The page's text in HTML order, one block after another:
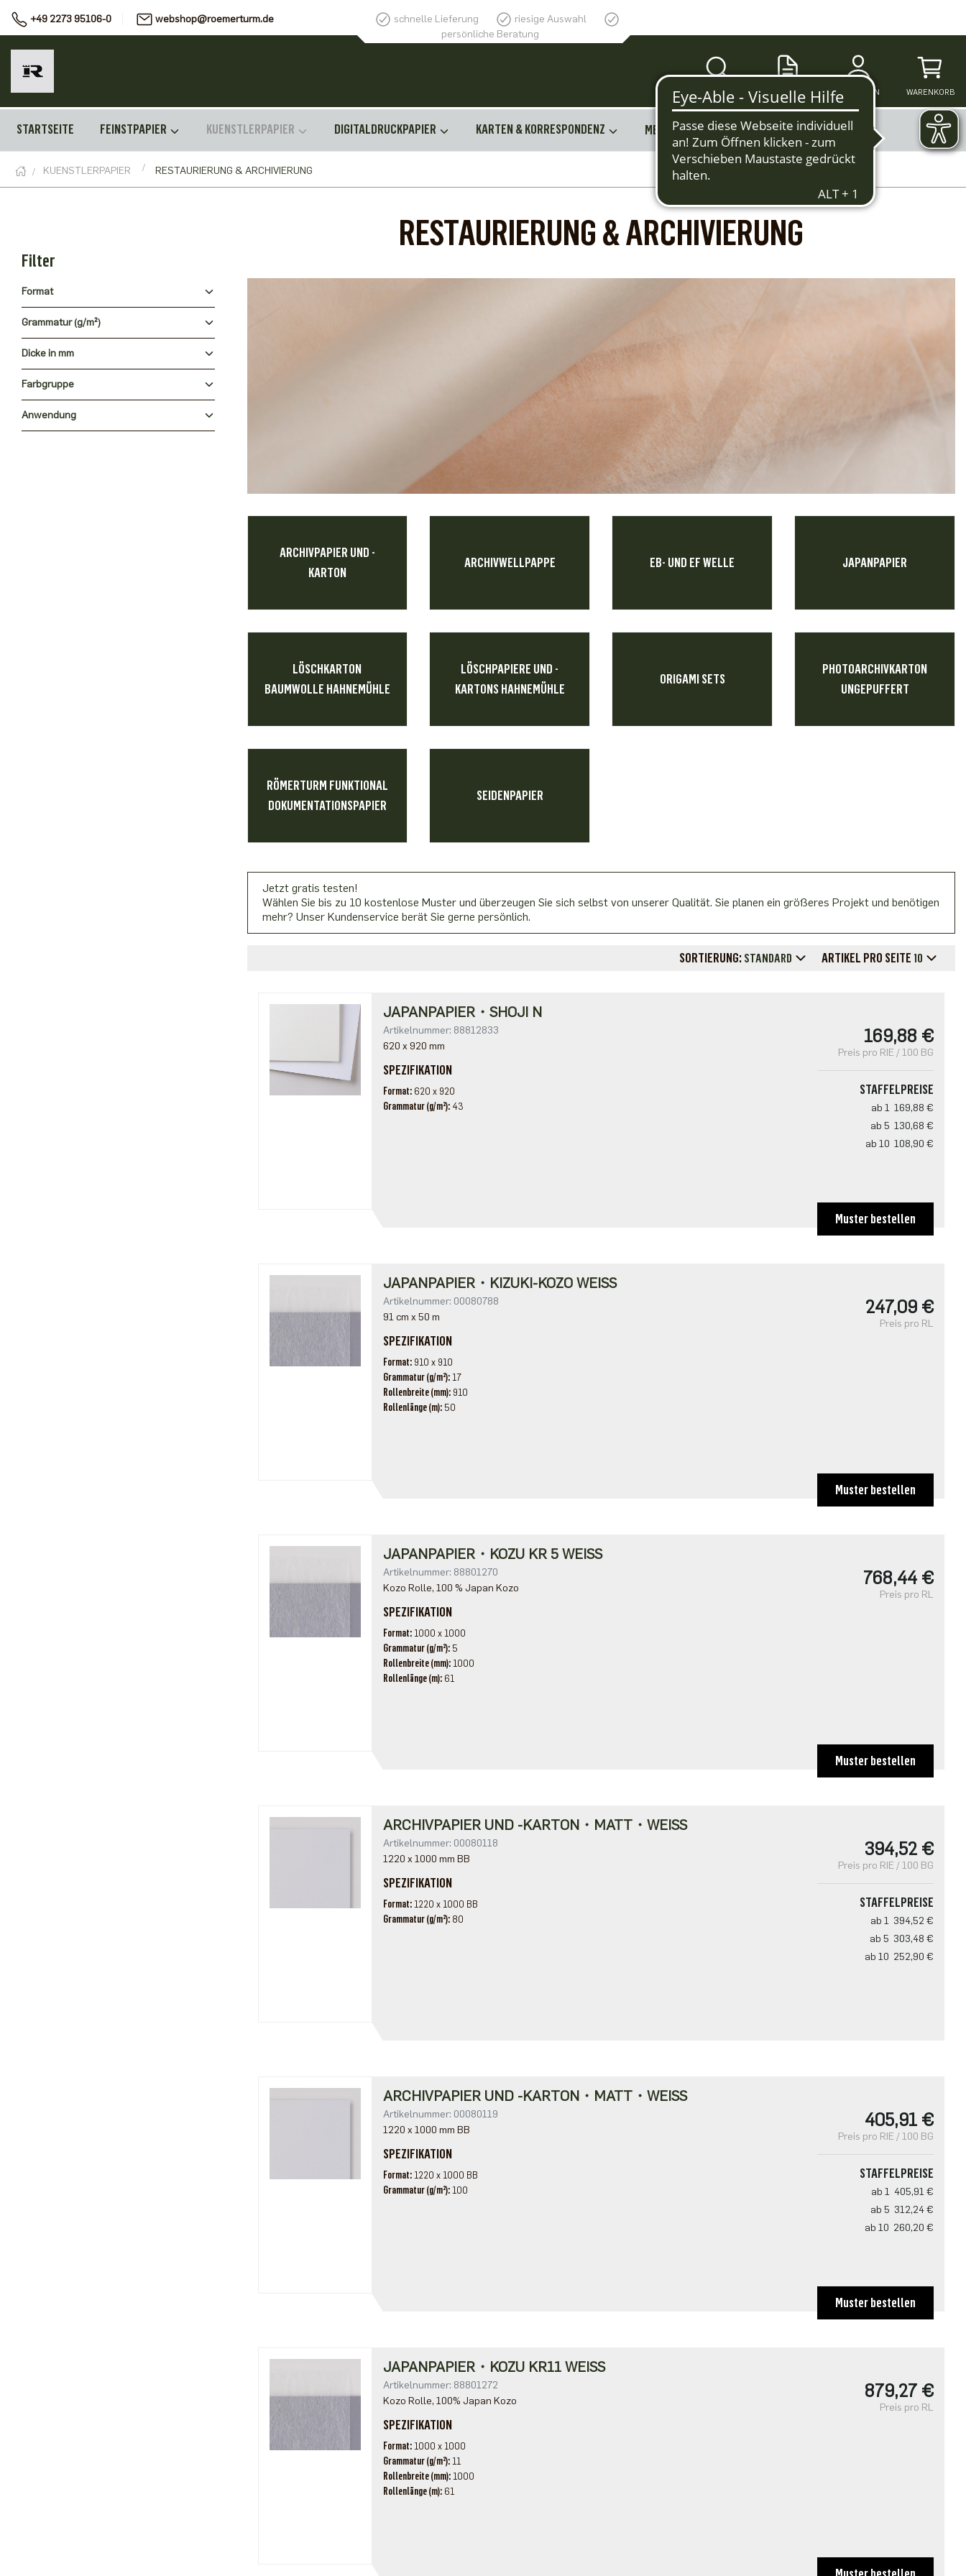
+49 2273 95106-0 webshop@roemerturm.de schnelle Lieferung
riesige Auswahl
persönliche Beratung
SUCHE MERKZETTEL ANMELDEN WARENKORB
STARTSEITE FEINSTPAPIER KUENSTLERPAPIER DIGITALDRUCKPAPIER KARTEN & KORRESPONDENZ MEHR
KUENSTLERPAPIER RESTAURIERUNG & ARCHIVIERUNG
Filter
Format
Grammatur (g/m²)
Dicke in mm
Farbgruppe
Anwendung
RESTAURIERUNG & ARCHIVIERUNG
ARCHIVPAPIER UND -
KARTON
ARCHIVWELLPAPPE EB- UND EF WELLE JAPANPAPIER
LÖSCHKARTON
BAUMWOLLE HAHNEMÜHLE
LÖSCHPAPIERE UND -
KARTONS HAHNEMÜHLE
ORIGAMI SETS
PHOTOARCHIVKARTON
UNGEPUFFERT
RÖMERTURM FUNKTIONAL
DOKUMENTATIONSPAPIER
SEIDENPAPIER
Jetzt gratis testen!
Wählen Sie bis zu 10 kostenlose Muster und überzeugen Sie sich selbst von unserer Qualität. Sie planen ein größeres Projekt und benötigen
mehr? Unser Kundenservice berät Sie gerne persönlich.
SORTIERUNG: STANDARD ARTIKEL PRO SEITE 10
JAPANPAPIER・SHOJI N
Artikelnummer: 88812833
620 x 920 mm
SPEZIFIKATION
Format 620 x 920
Grammatur (g/m²) 43
169,88 €
Preis pro RIE / 100 BG
STAFFELPREISE
ab 1 169,88 €
ab 5 130,68 €
ab 10 108,90 €
Muster bestellen
JAPANPAPIER・KIZUKI-KOZO WEISS
Artikelnummer: 00080788
91 cm x 50 m
SPEZIFIKATION
Format 910 x 910
Grammatur (g/m²) 17
Rollenbreite (mm) 910
Rollenlänge (m) 50
247,09 €
Preis pro RL
Muster bestellen
JAPANPAPIER・KOZU KR 5 WEISS
Artikelnummer: 88801270
Kozo Rolle, 100 % Japan Kozo
SPEZIFIKATION
Format 1000 x 1000
Grammatur (g/m²) 5
Rollenbreite (mm) 1000
Rollenlänge (m) 61
768,44 €
Preis pro RL
Muster bestellen
ARCHIVPAPIER UND -KARTON・MATT・WEISS
Artikelnummer: 00080118
1220 x 1000 mm BB
SPEZIFIKATION
Format 1220 x 1000 BB
Grammatur (g/m²) 80
394,52 €
Preis pro RIE / 100 BG
STAFFELPREISE
ab 1 394,52 €
ab 5 303,48 €
ab 10 252,90 €
ARCHIVPAPIER UND -KARTON・MATT・WEISS
Artikelnummer: 00080119
1220 x 1000 mm BB
SPEZIFIKATION
Format 1220 x 1000 BB
Grammatur (g/m²) 100
405,91 €
Preis pro RIE / 100 BG
STAFFELPREISE
ab 1 405,91 €
ab 5 312,24 €
ab 10 260,20 €
Muster bestellen
JAPANPAPIER・KOZU KR11 WEISS
Artikelnummer: 88801272
Kozo Rolle, 100% Japan Kozo
SPEZIFIKATION
Format 1000 x 1000
Grammatur (g/m²) 11
Rollenbreite (mm) 1000
Rollenlänge (m) 61
879,27 €
Preis pro RL